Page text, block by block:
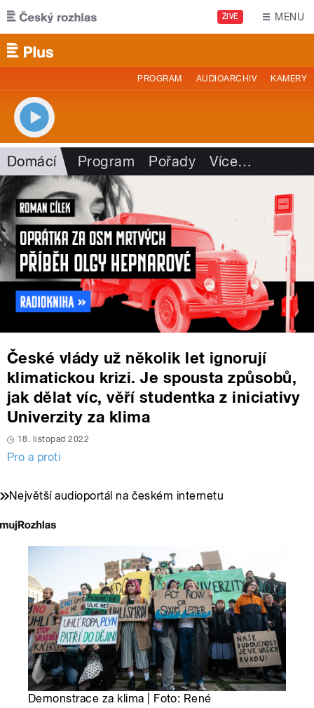
Přejít k hlavnímu obsahu
ŽIVĚ MENU
PROGRAM AUDIOARCHIV KAMERY
Domácí Program Pořady Více…
České vlády už několik let ignorují
klimatickou krizi. Je spousta způsobů,
jak dělat víc, věří studentka z iniciativy
Univerzity za klima
18. listopad 2022
Pro a proti
Největší audioportál na českém internetu
Demonstrace za klima | Foto: René